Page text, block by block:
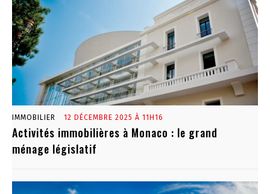
IMMOBILIER 12 DÉCEMBRE 2025 À 11H16
Activités immobilières à Monaco : le grand
ménage législatif